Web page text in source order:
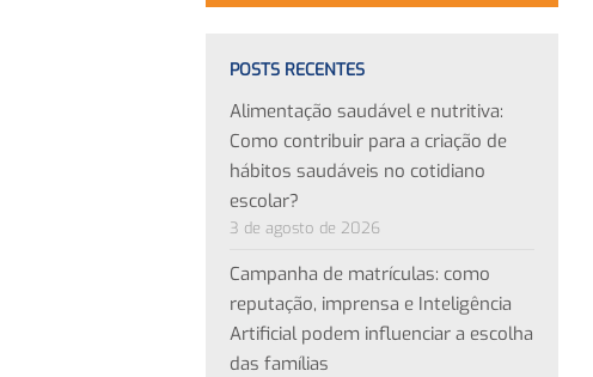
POSTS RECENTES
Alimentação saudável e nutritiva:
Como contribuir para a criação de
hábitos saudáveis no cotidiano
escolar?
3 de agosto de 2026
Campanha de matrículas: como
reputação, imprensa e Inteligência
Artificial podem influenciar a escolha
das famílias